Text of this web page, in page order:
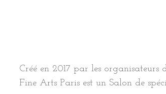
Créé en 2017 par les
Fine Arts Paris est un Salon de